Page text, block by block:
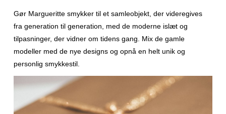
Gør Margueritte smykker til et samleobjekt, der videregives
fra generation til generation, med de moderne islæt og
tilpasninger, der vidner om tidens gang. Mix de gamle
modeller med de nye designs og opnå en helt unik og
personlig smykkestil.